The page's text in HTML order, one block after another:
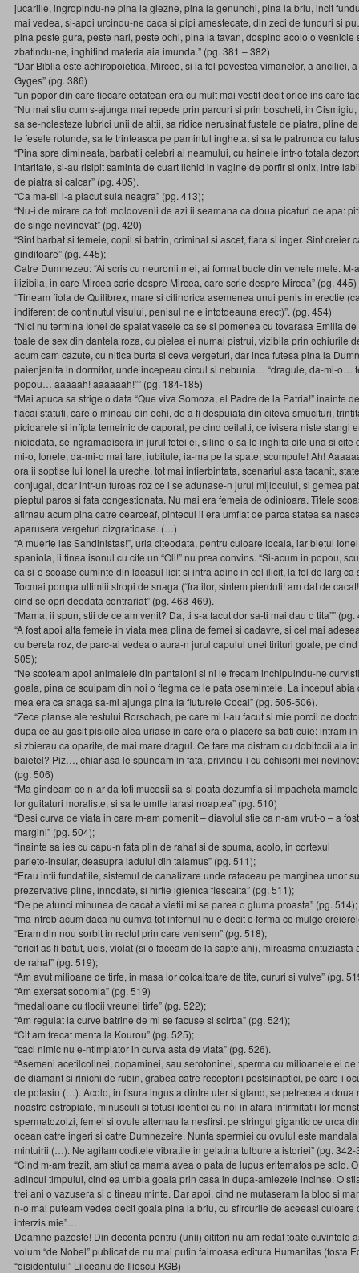
jucariile, ingropindu-ne pina la glezne, pina la genunchi, pina la briu, incit
mai vedea, si-apoi urcindu-ne caca si pipi amestecate, din zeci de funduri si
pina peste gura, peste nari, peste ochi, pina la tavan, dospind acolo o
zbatindu-ne, inghitind materia aia imunda.” (pg. 381 – 382)
“Dar Biblia este achiropoietica, Mirceo, si la fel povestea vimanelor, a anciliei,
Gyges” (pg. 386)
“un popor din care fiecare cetatean era cu mult mai vestit decit orice ins care
“Nu mai stiu cum s-ajunga mai repede prin parcuri si prin boscheti, in
sa se-nclesteze lubrici unii de altii, sa ridice nerusinat fustele de piatra, pline
le fesele rotunde, sa le trinteasca pe pamintul inghetat si sa le patrunda cu
“Pina spre dimineata, barbatii celebri ai neamului, cu hainele intr-o totala
intaritate, si-au risipit saminta de cuart lichid in vagine de porfir si onix, intre
de piatra si calcar” (pg. 405).
“Ca ma-sii i-a placut sula neagra” (pg. 413);
“Nu-i de mirare ca toti moldovenii de azi ii seamana ca doua picaturi de apa:
de singe nevinovat” (pg. 420)
“Sint barbat si femeie, copil si batrin, criminal si ascet, fiara si inger. Sint creier
ginditoare” (pg. 445);
Catre Dumnezeu: “Ai scris cu neuronii mei, ai format bucle din venele mele.
ilizibila, in care Mircea scrie despre Mircea, care scrie despre Mircea” (pg. 445)
“Tineam fiola de Quilibrex, mare si cilindrica asemenea unui penis in erectie
indiferent de continutul visului, penisul ne e intotdeauna erect)”. (pg. 454)
“Nici nu termina Ionel de spalat vasele ca se si pomenea cu tovarasa Emilia
toale de sex din dantela roza, cu pielea ei numai pistrui, vizibila prin ochiurile
acum cam cazute, cu nitica burta si ceva vergeturi, dar inca futesa pina la
paienjenita in dormitor, unde incepeau circul si nebunia… “dragule, da-mi-o…
popou… aaaaah! aaaaaah!”” (pg. 184-185)
“Mai apuca sa strige o data “Que viva Somoza, el Padre de la Patria!” inainte
flacai statuti, care o mincau din ochi, de a fi despuiata din citeva smucituri,
picioarele si infipta temeinic de caporal, pe cind ceilalti, ce ivisera niste stangi
niciodata, se-ngramadisera in jurul fetei ei, silind-o sa le inghita cite una si
mi-o, Ionele, da-mi-o mai tare, iubitule, ia-ma pe la spate, scumpule! Ah!
ora ii soptise lui Ionel la ureche, tot mai infierbintata, scenariul asta tacanit,
conjugal, doar intr-un furoas roz ce i se adunase-n jurul mijlocului, si gemea
pieptul paros si fata congestionata. Nu mai era femeia de odinioara. Titele
atirnau acum pina catre cearceaf, pintecul ii era umflat de parca statea sa
aparusera vergeturi dizgratioase. (…)
“A muerte las Sandinistas!”, urla citeodata, pentru culoare locala, iar bietul
spaniola, ii tinea isonul cu cite un “Oli!” nu prea convins. “Si-acum in popou,
ca si-o scoase cuminte din lacasul licit si intra adinc in cel ilicit, la fel de larg ca
Tocmai pompa ultimiii stropi de snaga (“fratilor, sintem pierduti! am dat de
cind se opri deodata contrariat” (pg. 468-469).
“Mama, ii spun, stii de ce am venit? Da, ti s-a facut dor sa-ti mai dau o tita”” (pg.
“A fost apoi alta femeie in viata mea plina de femei si cadavre, si cel mai
cu bereta roz, de parc-ai vedea o aura-n jurul capului unei tirituri goale, pe
505);
“Ne scoteam apoi animalele din pantaloni si ni le frecam inchipuindu-ne
goala, pina ce scuipam din noi o flegma ce le pata osemintele. La inceput
mea era ca snaga sa-mi ajunga pina la fluturele Cocai” (pg. 505-506).
“Zece planse ale testului Rorschach, pe care mi l-au facut si mie porcii de
dupa ce au gasit pisicile alea uriase in care era o placere sa bati cuie: intram
si zbierau ca oparite, de mai mare dragul. Ce tare ma distram cu dobitocii aia
baietel? Piz…, chiar asa le spuneam in fata, privindu-i cu ochisorii mei
(pg. 506)
“Ma gindeam ce n-ar da toti mucosii sa-si poata dezumfla si impacheta
lor guitaturi moraliste, si sa le umfle iarasi noaptea” (pg. 510)
“Desi curva de viata in care m-am pomenit – diavolul stie ca n-am vrut-o – a
margini” (pg. 504);
“inainte sa ies cu capu-n fata plin de rahat si de spuma, acolo, in cortexul
parieto-insular, deasupra iadului din talamus” (pg. 511);
“Erau intii fundatiile, sistemul de canalizare unde rataceau pe marginea unor
prezervative pline, innodate, si hirtie igienica flescaita” (pg. 511);
“De pe atunci minunea de cacat a vietii mi se parea o gluma proasta” (pg. 514);
“ma-ntreb acum daca nu cumva tot infernul nu e decit o ferma ce mulge
“Eram din nou sorbit in rectul prin care venisem” (pg. 518);
“oricit as fi batut, ucis, violat (si o faceam de la sapte ani), mireasma
de rahat” (pg. 519);
“Am avut milioane de tirfe, in masa lor colcaitoare de tite, cururi si vulve” (pg.
“Am exersat sodomia” (pg. 519)
“medalioane cu flocii vreunei tirfe” (pg. 522);
“Am regulat la curve batrine de mi se facuse si scirba” (pg. 524);
“Cit am frecat menta la Kourou” (pg. 525);
“caci nimic nu e-ntimplator in curva asta de viata” (pg. 526).
“Asemeni acetilcolinei, dopaminei, sau serotoninei, sperma cu milioanele ei
de diamant si rinichi de rubin, grabea catre receptorii postsinaptici, pe care-i
de potasiu (…). Acolo, in fisura ingusta dintre uter si gland, se petrecea a doua
noastre estropiate, minusculi si totusi identici cu noi in afara infirmitatii lor
spermatozoizi, femei si ovule alternau la nesfirsit pe stringul gigantic ce urca
ocean catre ingeri si catre Dumnezeire. Nunta spermiei cu ovulul este
mintuirii (…). Ne agitam coditele vibratile in gelatina tulbure a istoriei” (pg. 342-
“Cind m-am trezit, am stiut ca mama avea o pata de lupus eritematos pe sold.
adincul timpului, cind ea umbla goala prin casa in dupa-amiezele incinse. O
trei ani o vazusera si o tineau minte. Dar apoi, cind ne mutaseram la bloc si
n-o mai puteam vedea decit goala pina la briu, cu sfircurile de aceeasi culoare
interzis mie”…
Doamne pazeste! Din decenta pentru (unii) cititori nu am redat toate cuvintele
volum “de Nobel” publicat de nu mai putin faimoasa editura Humanitas (fosta
“disidentului” Liiceanu de Iliescu-KGB)